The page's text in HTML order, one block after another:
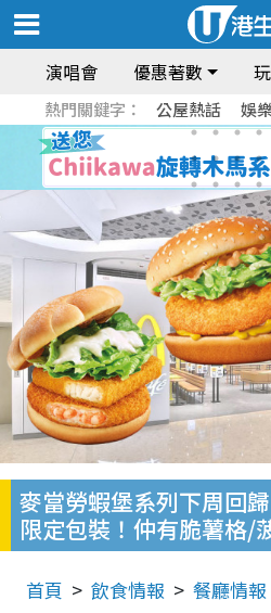
演唱會 優惠著數
熱門關鍵字： 公屋熱話 娛
麥當勞蝦堡系列下周回
限定包裝！仲有脆薯格/
首頁 飲食情報 餐廳情報